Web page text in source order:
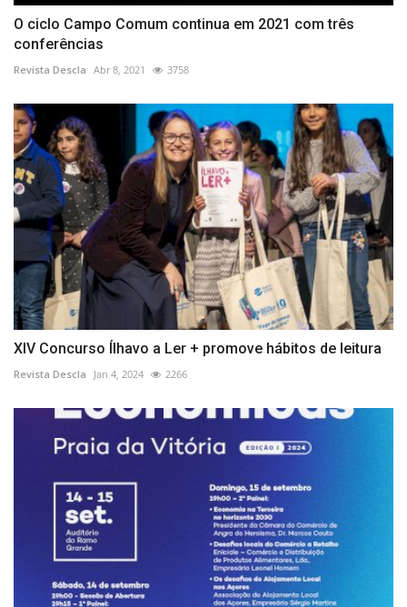
O ciclo Campo Comum continua em 2021 com três
conferências
Revista Descla Abr 8, 2021 3758
XIV Concurso Ílhavo a Ler + promove hábitos de leitura
Revista Descla Jan 4, 2024 2266